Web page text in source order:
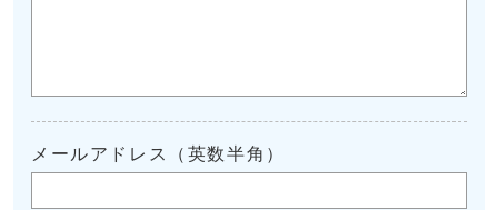
メールアドレス（英数半角）